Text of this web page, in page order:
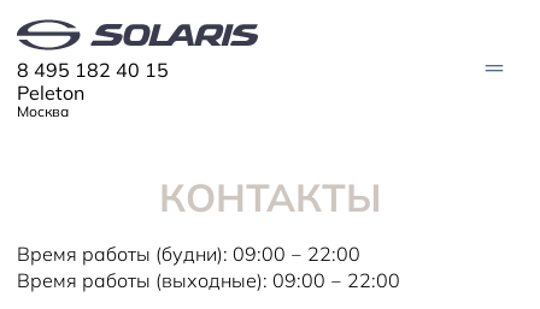
Peleton
Москва
8 495 182 40 15
МОДЕЛИ
Solaris KRX
Solaris KRS
Solaris HS
ЦИФРОВОЙ АВТОМОБИЛЬ
КОНТАКТЫ
Время работы (будни): 09:00 ‒ 22:00
Время работы (выходные): 09:00 ‒ 22:00